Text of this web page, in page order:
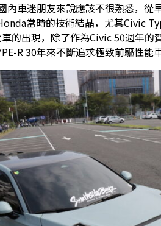
內車迷朋友來說應該不很熟悉，從
當時的技術結晶，尤其Civic
的出現，除了作為Civic 50週年的
R 30年來不斷追求極致前驅性能